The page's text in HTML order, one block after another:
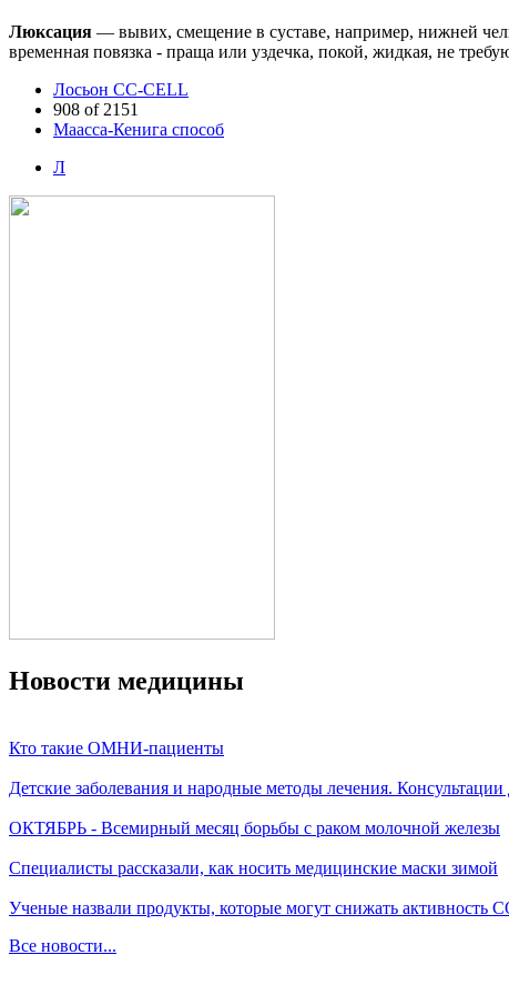
Люксация — вывих, смещение в суставе, например, нижней
временная повязка - праща или уздечка, покой, жидкая, не
Лосьон CC-CELL
908 of 2151
Маасса-Кенига способ
Л
Новости медицины
Кто такие ОМНИ-пациенты
Детские заболевания и народные методы лечения. Консультации
ОКТЯБРЬ - Всемирный месяц борьбы с раком молочной железы
Специалисты рассказали, как носить медицинские маски зимой
Ученые назвали продукты, которые могут снижать активность
Все новости...